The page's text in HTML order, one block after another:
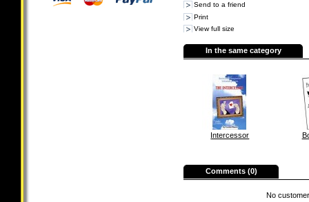
Send to a friend
Print
View full size
In the same category
Intercessor
Comments (0)
No